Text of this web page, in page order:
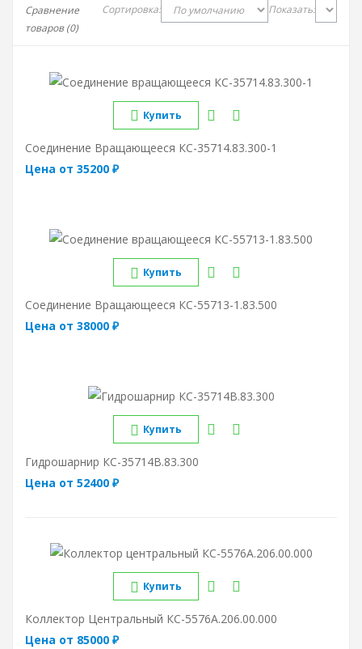
Сравнение
товаров (0)
Сортировка: Показать:
Купить
Соединение Вращающееся КС-35714.83.300-1
Цена от 35200 ₽
Купить
Соединение Вращающееся КС-55713-1.83.500
Цена от 38000 ₽
Купить
Гидрошарнир КС-35714В.83.300
Цена от 52400 ₽
Купить
Коллектор Центральный КС-5576А.206.00.000
Цена от 85000 ₽